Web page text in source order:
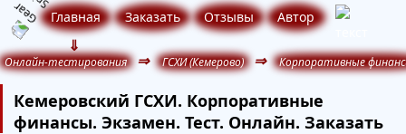
Главная Заказать Отзывы Автор
⇓
Онлайн-тестирования ⇒ ГСХИ (Кемерово) ⇒ Корпоративные
Кемеровский ГСХИ. Корпоративные
финансы. Экзамен. Тест. Онлайн. Заказать